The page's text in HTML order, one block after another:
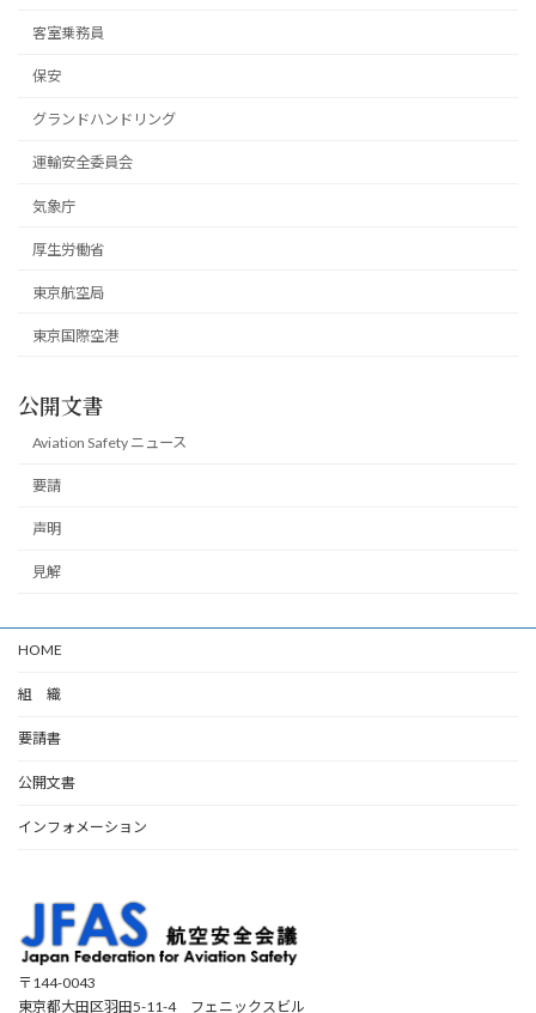
客室乗務員
保安
グランドハンドリング
運輸安全委員会
気象庁
厚生労働省
東京航空局
東京国際空港
公開文書
Aviation Safety ニュース
要請
声明
見解
HOME
組 織
要請書
公開文書
インフォメーション
〒144-0043
東京都大田区羽田5-11-4 フェニックスビル